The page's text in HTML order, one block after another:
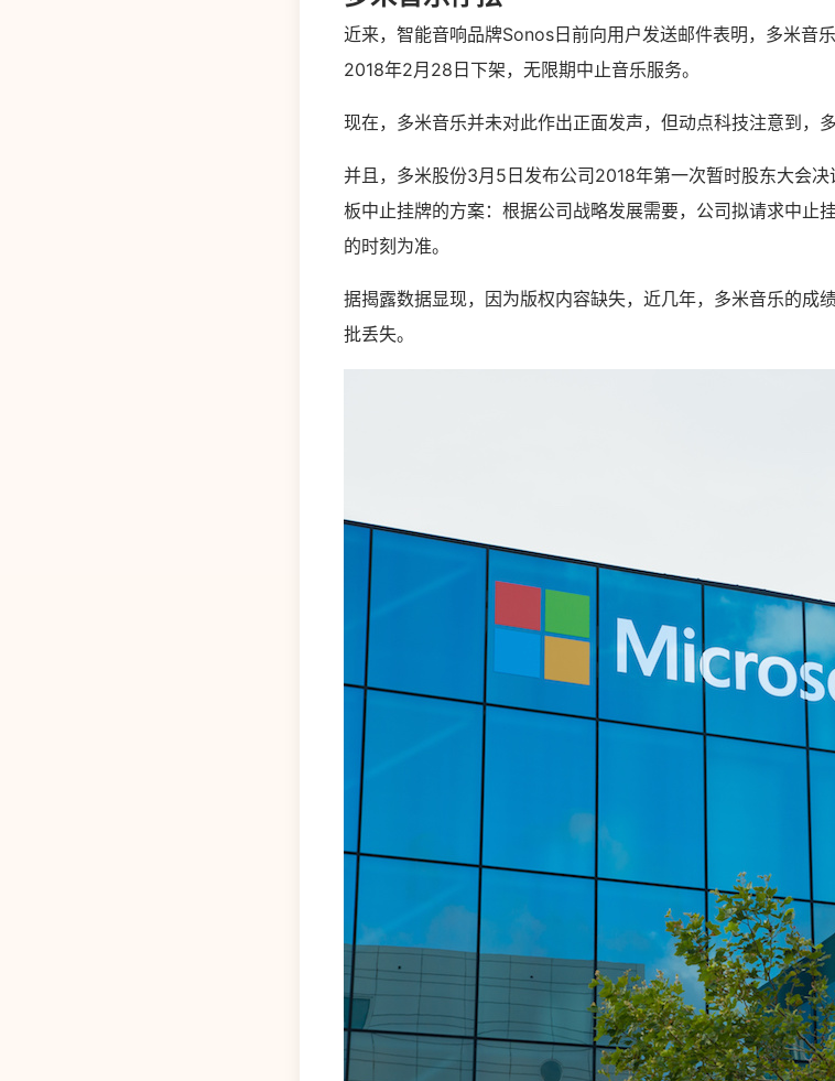
近来，智能音响品牌Sonos日前向用户发送邮件表明，多米音
2018年2月28日下架，无限期中止音乐服务。
现在，多米音乐并未对此作出正面发声，但动点科技注意到，
并且，多米股份3月5日发布公司2018年第一次暂时股东大会
板中止挂牌的方案：根据公司战略发展需要，公司拟请求中止
的时刻为准。
据揭露数据显现，因为版权内容缺失，近几年，多米音乐的成
批丢失。